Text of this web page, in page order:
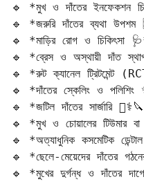
🔹 *মুখ ও দাঁতের ইনফেকশন
🔹 *জরুরি দাঁতের ব্যথা
🔹 *মাড়ির রোগ ও চিকিৎসা
🔹 *ব্রেস ও অস্থায়ী দাঁত
🔹 *রুট ক্যানেল ট্রিটমেন্ট
🔹 *দাঁতের স্কেলিং ও
🔹 *জটিল দাঁতের সার্জারি
🔹 *মুখ ও চোয়ালের টিউমার
🔹 *অত্যাধুনিক কসমেটিক
🔹 *ছেলে-মেয়েদের দাঁতের
🔹 *মুখের দুর্গন্ধ ও দাঁতের